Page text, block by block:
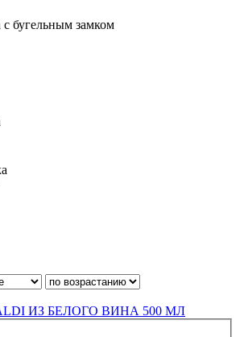
с бугельным замком
ИЗ БЕЛОГО ВИНА 500 МЛ